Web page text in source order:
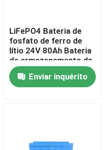
lítio
LiFePO4 Bateria de
fosfato de ferro de
lítio 24V 80Ah Bateria
de armazenamento de
energia
Enviar inquérito